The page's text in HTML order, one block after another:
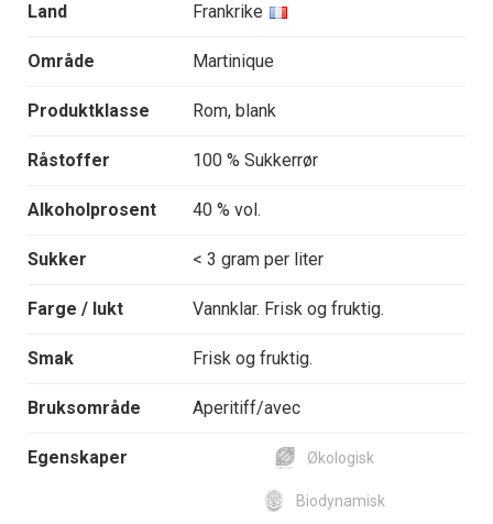
Land Frankrike
Område Martinique
Produktklasse Rom, blank
Råstoffer 100 % Sukkerrør
Alkoholprosent 40 % vol.
Sukker < 3 gram per liter
Farge / lukt Vannklar. Frisk og fruktig.
Smak Frisk og fruktig.
Bruksområde Aperitiff/avec
Egenskaper Økologisk
Biodynamisk